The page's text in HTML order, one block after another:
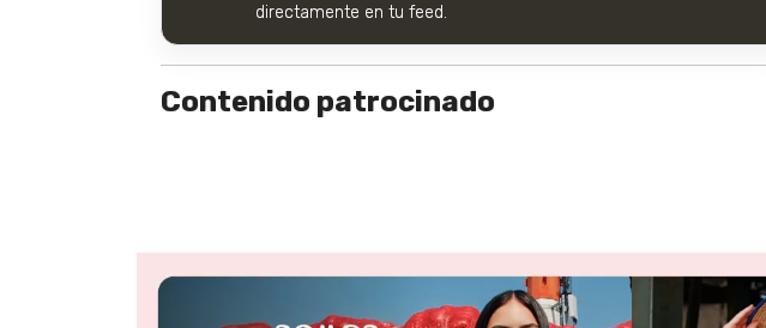
directamente en tu feed.
Contenido patrocinado